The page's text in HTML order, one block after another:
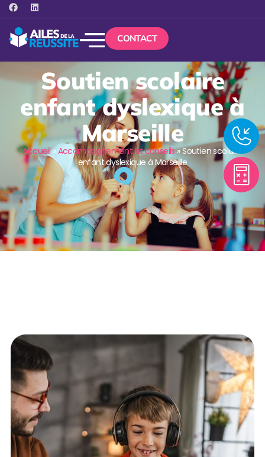
CONTACT
Soutien scolaire
enfant dyslexique à
Marseille
Accueil»Accompagnement et conseils»Soutien scolaire
enfant dyslexique à Marseille